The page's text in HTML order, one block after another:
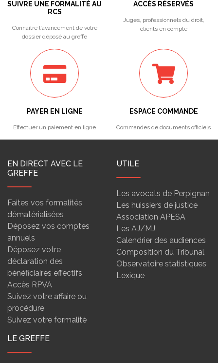
SUIVRE UNE FORMALITÉ AU
RCS
Connaitre l'avancement de votre
dossier déposé au greffe
ACCÈS RÉSERVÉS
Juges, professionnels du droit,
clients en compte
PAYER EN LIGNE
Effectuer un paiement en ligne
ESPACE COMMANDE
Commandes de documents officiels
EN DIRECT AVEC LE
GREFFE
Faites vos formalités
dématérialisées
Déposez vos comptes
annuels
Déposez votre
déclaration des
bénéficiaires effectifs
Accès RPVA
Suivez votre affaire ou
procédure
Suivez votre formalité
UTILE
Les avocats de Perpignan
Les huissiers de justice
Association APESA
Les AJ/MJ
Calendrier des audiences
Composition du Tribunal
Observatoire statistiques
Lexique
LE GREFFE